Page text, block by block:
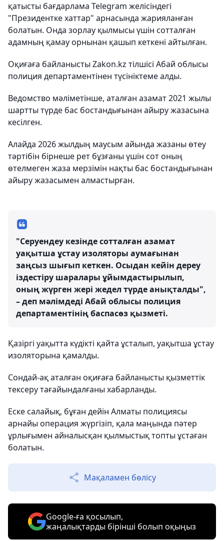
қатысты бағдарлама Telegram желісіндегі
"Президентке хаттар" арнасында жарияланған
болатын. Онда зорлау қылмысы үшін сотталған
адамның қамау орнынан қашып кеткені айтылған.
Оқиғаға байланысты Zakon.kz тілшісі Абай облысы
полиция департаментінен түсініктеме алды.
Ведомство мәліметінше, аталған азамат 2021 жылы
шартты түрде бас бостандығынан айыру жазасына
кесілген.
Алайда 2026 жылдың маусым айында жазаны өтеу
тәртібін бірнеше рет бұзғаны үшін сот оның
өтелмеген жаза мерзімін нақты бас бостандығынан
айыру жазасымен алмастырған.
"Серуендеу кезінде сотталған азамат
уақытша ұстау изоляторы аумағынан
заңсыз шығып кеткен. Осыдан кейін дереу
іздестіру шаралары ұйымдастырылып,
оның жүрген жері жедел түрде анықталды",
– деп мәлімдеді Абай облысы полиция
департаментінің баспасөз қызметі.
Қазіргі уақытта күдікті қайта ұсталып, уақытша ұстау
изоляторына қамалды.
Сондай-ақ аталған оқиғаға байланысты қызметтік
тексеру тағайындалғаны хабарланды.
Еске салайық, бұған дейін Алматы полициясы
арнайы операция жүргізіп, қала маңында пәтер
ұрлығымен айналысқан қылмыстық топты ұстаған
болатын.
Мақаламен бөлісу
Google-ға қосылып,
жаңалықтарды бірінші болып оқыңыз